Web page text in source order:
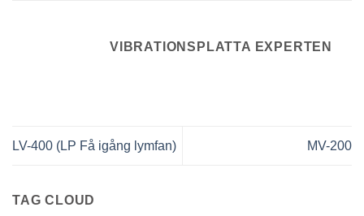
VIBRATIONSPLATTA EXPERTEN
LV-400 (LP Få igång lymfan) MV-200
TAG CLOUD